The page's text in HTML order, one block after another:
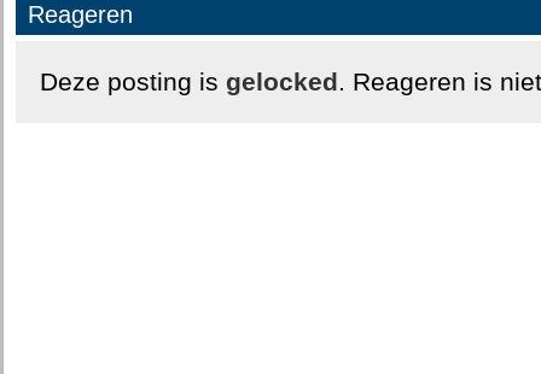
Reageren
Deze posting is gelocked. Reageren is